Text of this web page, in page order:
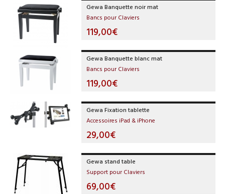
Gewa Banquette noir mat
Bancs pour Claviers
119,00€
Gewa Banquette blanc mat
Bancs pour Claviers
119,00€
Gewa Fixation tablette
Accessoires iPad & iPhone
29,00€
Gewa stand table
Support pour Claviers
69,00€